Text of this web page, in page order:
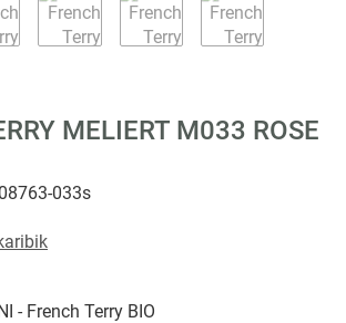
MELIERT M033 ROSE
08763-033s
- French Terry BIO